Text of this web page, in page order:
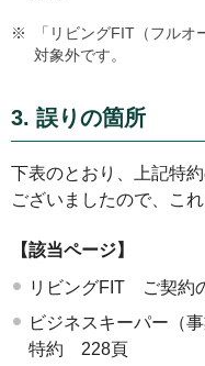
※
「リビングFIT（フル
対象外です。
3. 誤りの箇所
下表のとおり、上記特
ございましたので、これ
【該当ページ】
リビングFIT ご契約
ビジネスキーパー（
特約 228頁